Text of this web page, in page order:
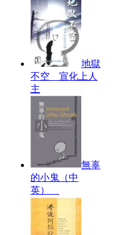
地獄
不空 宣化上人
主
無辜
的小鬼（中
英）